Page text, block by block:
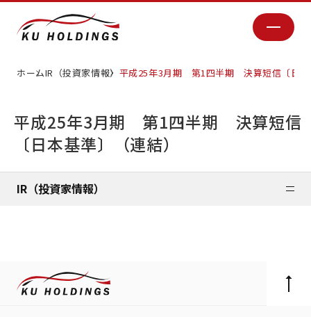
ホームIR（投資家情報） 平成25年3月期 第1四半期 決算短信〔日本
平成25年3月期 第1四半期 決算短信
〔日本基準〕（連結）
IR（投資家情報）